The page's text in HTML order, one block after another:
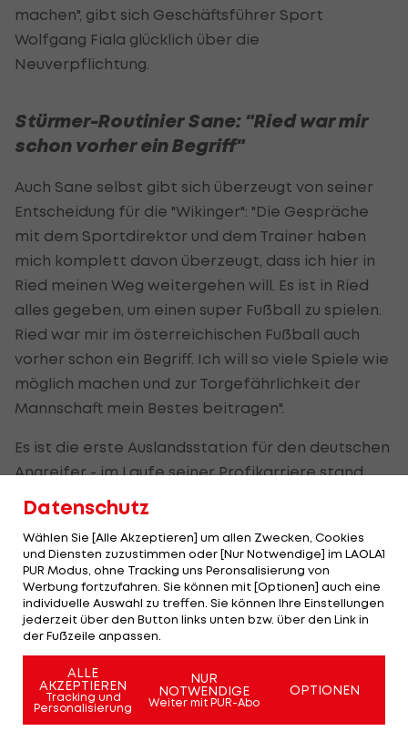
machen", gibt sich Geschäftsführer Sport
Wolfgang Fiala glücklich über die
Neuverpflichtung.
Stürmer-Routinier Sane: "Ried war mir
schon vorher ein Begriff"
Auch Sane selbst gibt sich überzeugt von seiner
Entscheidung für die "Wikinger": "Die Gespräche
mit dem Sportdirektor und dem Trainer haben
mich komplett davon überzeugt, dass ich hier in
Ried meinen Weg weitergehen will. Es ist in Ried
alles gegeben, um einen super Fußball zu spielen.
Ried war mir im österreichischen Fußball auch
vorher schon ein Begriff. Ich will so viele Spiele wie
möglich machen und zur Torgefährlichkeit der
Mannschaft mein Bestes beitragen".
Es ist die erste Auslandsstation für den deutschen
Angreifer - im Laufe seiner Profikarriere stand
Sane unter anderem bereits beim SC Paderborn,
Holstein Kiel , dem
Magdeburg und schlussendlich den Würzburger
Kickers unter Vertrag.
Über 160-mal lief der Neo-Rieder in der deutschen
3. Liga auf, 15 Einsätze verbuchte er in der 2.
Deutschen Bundesliga. In der vergangenen Saison
lief Sane über 30-mal für die Würzburger Kickers
in der Regionalliga Bayern auf.
Datenschutz
Wählen Sie [Alle Akzeptieren] um allen Zwecken, Cookies
und Diensten zuzustimmen oder [Nur Notwendige] im LAOLA1
PUR Modus, ohne Tracking uns Peronsalisierung von
Werbung fortzufahren. Sie können mit [Optionen] auch eine
individuelle Auswahl zu treffen. Sie können Ihre Einstellungen
jederzeit über den Button links unten bzw. über den Link in
der Fußzeile anpassen.
ALLE
AKZEPTIEREN
Tracking und
Personalisierung
NUR
NOTWENDIGE
Weiter mit PUR-Abo
OPTIONEN